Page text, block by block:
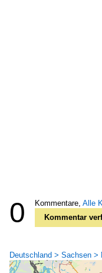
0 Kommentare, Alle
Kommentar
Deutschland > Sachsen